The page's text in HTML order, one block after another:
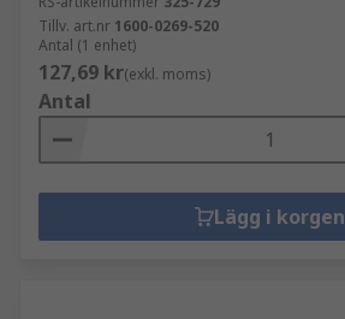
Tillv. art.nr 1600-0269-520
Antal (1 enhet)
127,69 kr(exkl. moms)
Antal
Lägg i korgen